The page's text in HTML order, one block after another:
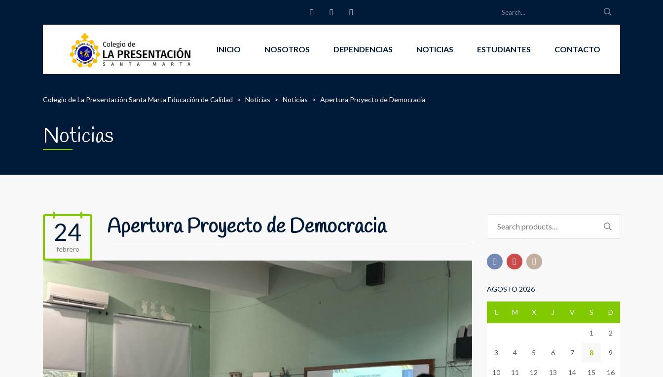
INICIO NOSOTROS DEPENDENCIAS NOTICIAS ESTUDIANTES CONTACTO
Colegio de La Presentación Santa Marta Educación de Calidad > Noticias > Noticias > Apertura Proyecto de Democracia
Noticias
24
febrero
Apertura Proyecto de Democracia
for:
AGOSTO 2026
L M X J V S D
1 2
3 4 5 6 7 8 9
10 11 12 13 14 15 16